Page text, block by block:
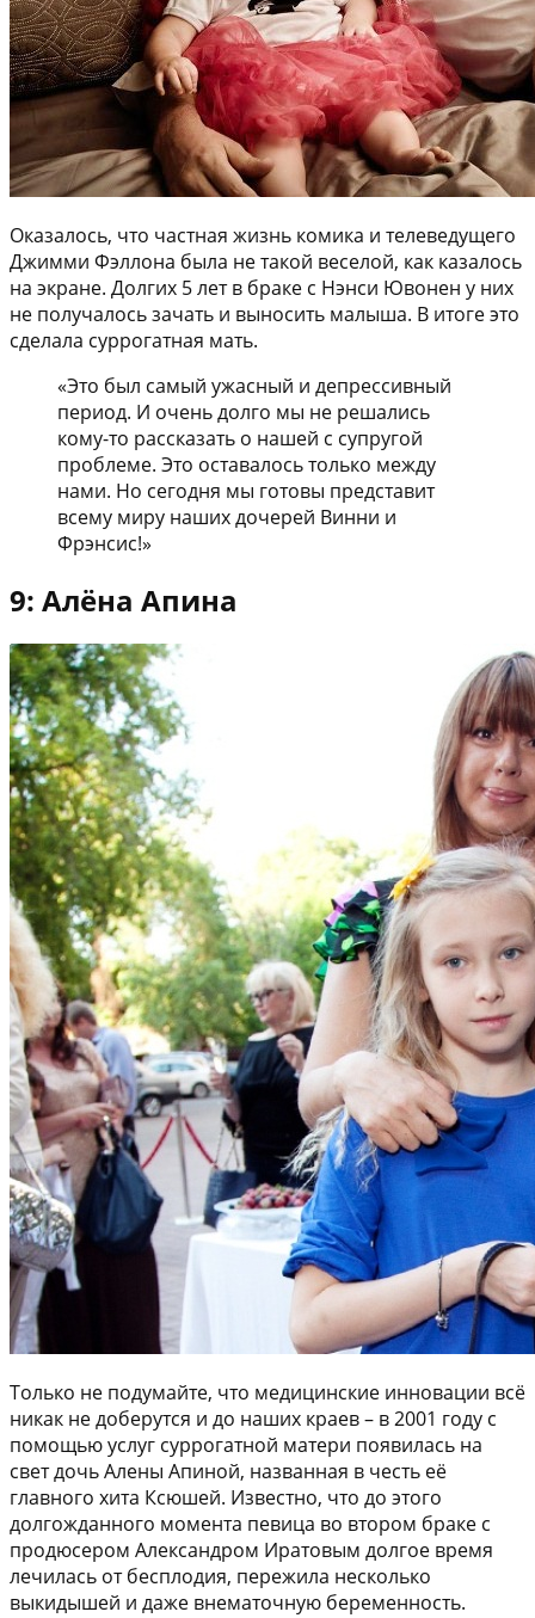
Оказалось, что частная жизнь комика и телеведущего
Джимми Фэллона была не такой веселой, как казалось
на экране. Долгих 5 лет в браке с Нэнси Ювонен у них
не получалось зачать и выносить малыша. В итоге это
сделала суррогатная мать.
«Это был самый ужасный и депрессивный
период. И очень долго мы не решались
кому-то рассказать о нашей с супругой
проблеме. Это оставалось только между
нами. Но сегодня мы готовы представит
всему миру наших дочерей Винни и
Фрэнсис!»
9: Алёна Апина
Только не подумайте, что медицинские инновации всё
никак не доберутся и до наших краев – в 2001 году с
помощью услуг суррогатной матери появилась на
свет дочь Алены Апиной, названная в честь её
главного хита Ксюшей. Известно, что до этого
долгожданного момента певица во втором браке с
продюсером Александром Иратовым долгое время
лечилась от бесплодия, пережила несколько
выкидышей и даже внематочную беременность.